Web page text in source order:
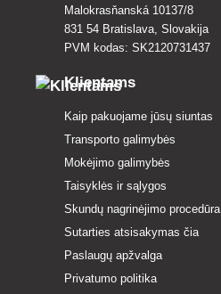
Malokrasňanská 10137/8
831 54 Bratislava, Slovakija
PVM kodas: SK2120731437
Klientams
Kaip pakuojame jūsų siuntas
Transporto galimybės
Mokėjimo galimybės
Taisyklės ir sąlygos
Skundų nagrinėjimo procedūra
Sutarties atsisakymas čia
Paslaugų apžvalga
Privatumo politika